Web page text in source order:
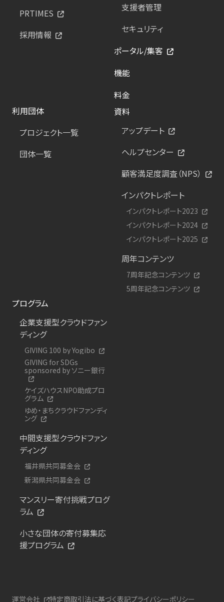
PRTIMES
採用情報
支援者管理
セキュリティ
ポータル/集客
機能
料金
利用団体
プロジェクト一覧
団体一覧
資料
アップデート
ヘルプセンター
顧客満足度調査（NPS）
インパクトレポート
インパクトレポート2023
インパクトレポート2024
インパクトレポート2025
周年コンテンツ
7周年記念コンテンツ
5周年記念コンテンツ
プログラム
企業支援型クラウドファン
ディング
GIVING 100 by Yogibo
GIVING for SDGs
sponsored by ソニー銀行
ケイズハウスNPO助成プロ
グラム
ゆめ・まちクラウドファンディ
ング
中間支援型クラウドファン
ディング
福井県共同募金会
新潟県共同募金会
マンスリー寄付挑戦プログ
ラム
小さな団体の寄付募集応
援プログラム
運営会社 特定商取引法に基づく表記プライバシーポリシー